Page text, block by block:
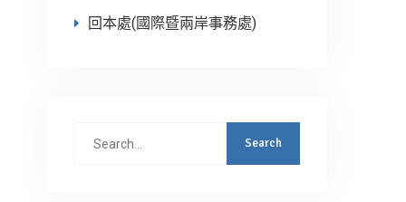
回本處(國際暨兩岸事務處)
Search